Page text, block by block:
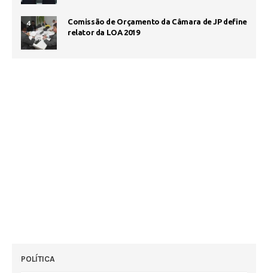
4
Comissão de Orçamento da Câmara de JP define
relator da LOA 2019
POLÍTICA